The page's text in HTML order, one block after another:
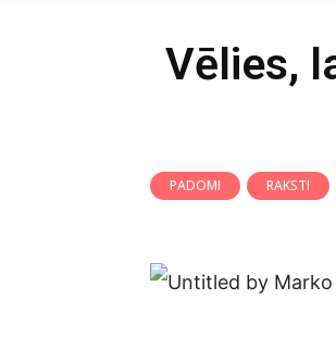
Vēlies,
PADOMI RAKSTI